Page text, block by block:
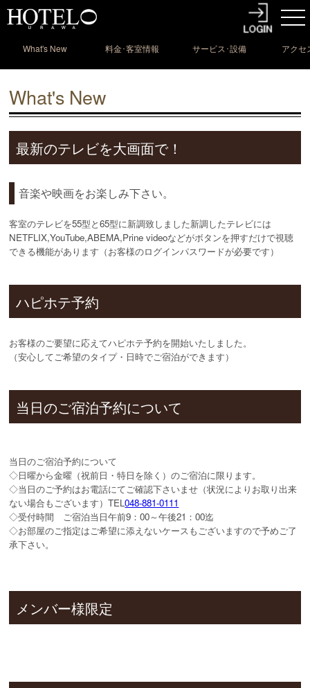
What's New 料金･客室情報
サービス･設備
情報
アクセ
What's New
最新のテレビを大画面で！
音楽や映画をお楽しみ下さい。
客室のテレビを55型と65型に新調致しました新調したテレビには
NETFLIX,YouTube,ABEMA,Prine videoなどがボタンを押すだけで視聴
できる機能があります（お客様のログインパスワードが必要です）
ハピホテ予約
お客様のご要望に応えてハピホテ予約を開始いたしました。
（安心してご希望のタイプ・日時でご宿泊ができます）
当日のご宿泊予約について
当日のご宿泊予約について
◇日曜から金曜（祝前日・特日を除く）のご宿泊に限ります。
◇当日のご予約はお電話にてご確認下さいませ（状況によりお取り出来
ない場合もございます）TEL048-881-0111
◇受付時間 ご宿泊当日午前9：00～午後21：00迄
◇お部屋のご指定はご希望に添えないケースもございますので予めご了
承下さい。
メンバー様限定